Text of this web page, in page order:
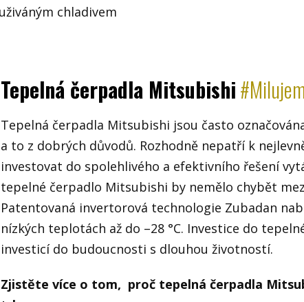
chladivem
Tepelná čerpadla Mitsubishi
Tepelná čerpadla Mitsubishi jsou často
a to z dobrých důvodů. Rozhodně nepatří k
investovat do spolehlivého a efektivního řešení
tepelné čerpadlo Mitsubishi by nemělo chybět
Patentovaná invertorová technologie Zubadan
nízkých teplotách až do –28 °C. Investice do
investicí do budoucnosti s dlouhou životností.
Zjistěte více o tom, proč tepelná čerpadla